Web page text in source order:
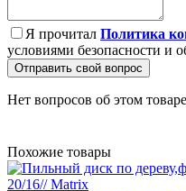
Я прочитал Политика
условиями безопасности и
Отправить свой вопрос
Нет вопросов об этом
Похожие товары